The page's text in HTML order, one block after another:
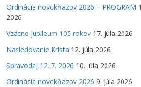
Ordinácia novokňazov 2026 – PROGRAM
2026
Vzácne jubileum 105 rokov 17. júla 2026
Nasledovanie Krista 12. júla 2026
Spravodaj 12. 7. 2026 10. júla 2026
Ordinácia novokňazov 2026 9. júla 2026